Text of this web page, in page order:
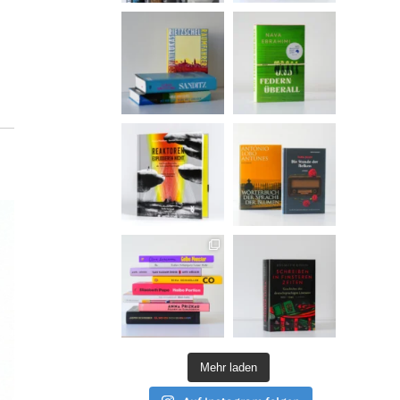
Mehr laden